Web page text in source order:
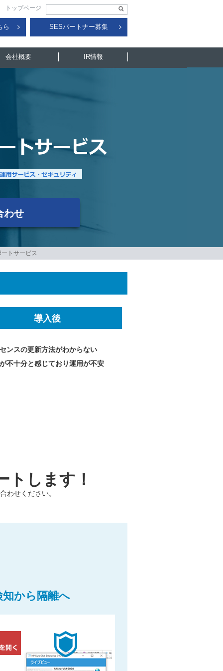
トップページ
ら SESパートナー募集
会社概要 IR情報
わせ
トサービス
導入後
ンスの更新方法がわからない
不十分と感じており運用が不安
トします！
わせください。
から隔離へ